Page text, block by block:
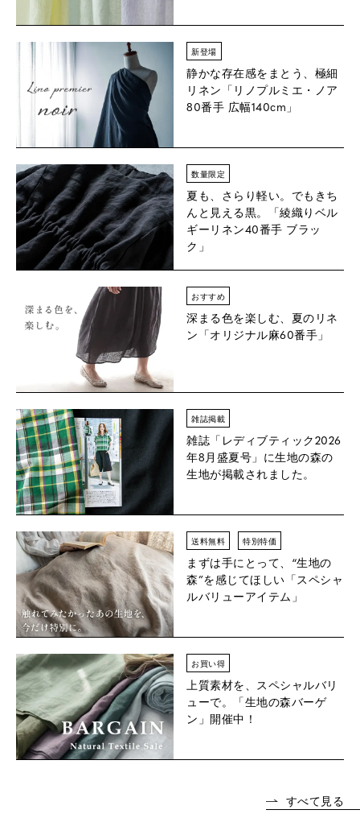
新登場
静かな存在感をまとう、極細
リネン「リノプルミエ・ノア
80番手 広幅140cm」
数量限定
夏も、さらり軽い。でもきち
んと見える黒。「綾織りベル
ギーリネン40番手 ブラッ
ク」
おすすめ
深まる色を楽しむ、夏のリネ
ン「オリジナル麻60番手」
雑誌掲載
雑誌「レディブティック2026
年8月盛夏号」に生地の森の
生地が掲載されました。
送料無料 特別特価
まずは手にとって、“生地の
森”を感じてほしい「スペシャ
ルバリューアイテム」
お買い得
上質素材を、スペシャルバリ
ューで。「生地の森バーゲ
ン」開催中！
すべて見る